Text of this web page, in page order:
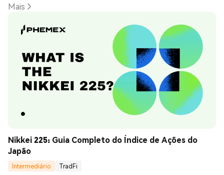
Mais
Nikkei 225: Guia Completo do Índice de Ações do
Japão
Intermediário
TradFi